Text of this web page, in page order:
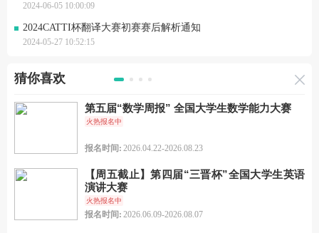
2024-06-05 10:00:09
2024CATTI杯翻译大赛初赛赛后解析通知
2024-05-27 10:52:15
猜你喜欢
第五届“数学周报” 全国大学生数学能力大赛
火热报名中
报名时间: 2026.04.22-2026.08.23
【周五截止】第四届“三晋杯”全国大学生英语
演讲大赛
火热报名中
报名时间: 2026.06.09-2026.08.07